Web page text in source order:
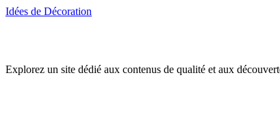
Idées de Décoration
Explorez un site dédié aux contenus de qualité et aux